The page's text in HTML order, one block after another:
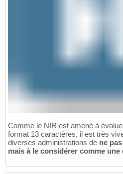
Comme le NIR est amené à
format 13 caractères, il est très
diverses administrations de ne
mais à le considérer comme